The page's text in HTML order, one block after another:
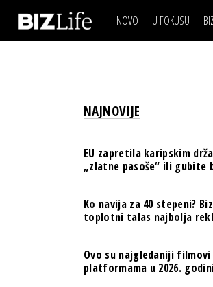
NOVO U FOKUSU
IZJAVA
NAJNOVIJE
EU zapretila karipskim
„zlatne pasoše“ ili gubite
Ko navija za 40 stepeni?
toplotni talas najbolja
Ovo su najgledaniji
platformama u 2026.